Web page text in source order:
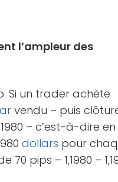
l’ampleur des
Si un trader achète
vendu – puis
– c’est-à-dire en
dollars pour
pips – 1,1980 –